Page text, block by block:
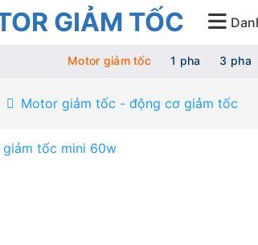
Motor giảm tốc 1 pha 3 pha
Motor giảm tốc - động cơ giảm tốc